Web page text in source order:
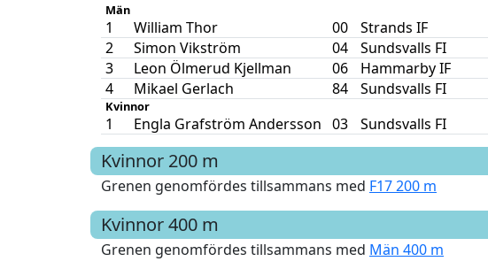
Män
1 William Thor 00 Strands IF
2
Simon Vikström 04 Sundsvalls FI
3
Leon Ölmerud Kjellman 06 Hammarby IF
4
Mikael Gerlach 84 Sundsvalls FI
Kvinnor
1 Engla Grafström Andersson 03 Sundsvalls FI
Kvinnor 200 m
Grenen genomfördes tillsammans med F17 200 m
Kvinnor400 m
Grenen genomfördes tillsammans med Män 400 m